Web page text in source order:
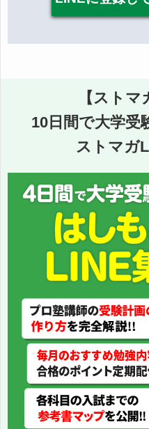
【ストマ
10日間で大学受
ストマガ